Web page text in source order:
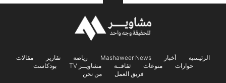
الرئيسية أخبار Mashaweer News رياضة تقارير
مقالات
حوارات
منوعات ثقافــة مشاويــر TV
بودكاست
فريق العمل
من نحن